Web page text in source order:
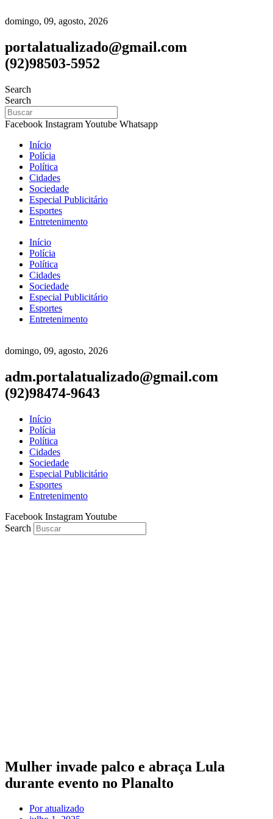
domingo, 09, agosto, 2026
portalatualizado@gmail.com
(92)98503-5952
Search
Search
Facebook InstagramYoutube Whatsapp
Início
Polícia
Política
Cidades
Sociedade
Especial Publicitário
Esportes
Entretenimento
Início
Polícia
Política
Cidades
Sociedade
Especial Publicitário
Esportes
Entretenimento
domingo, 09, agosto, 2026
adm.portalatualizado@gmail.com
(92)98474-9643
Início
Polícia
Política
Cidades
Sociedade
Especial Publicitário
Esportes
Entretenimento
Facebook InstagramYoutube
Search
Mulher invade palco e abraça Lula
durante evento no Planalto
Poratualizado